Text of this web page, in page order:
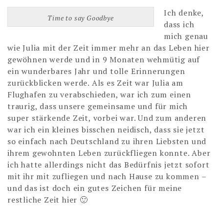
Time to say Goodbye
Ich denke,
dass ich
mich genau
wie Julia mit der Zeit immer mehr an das Leben hier
gewöhnen werde und in 9 Monaten wehmütig auf
ein wunderbares Jahr und tolle Erinnerungen
zurückblicken werde. Als es Zeit war Julia am
Flughafen zu verabschieden, war ich zum einen
traurig, dass unsere gemeinsame und für mich
super stärkende Zeit, vorbei war. Und zum anderen
war ich ein kleines bisschen neidisch, dass sie jetzt
so einfach nach Deutschland zu ihren Liebsten und
ihrem gewohnten Leben zurückfliegen konnte. Aber
ich hatte allerdings nicht das Bedürfnis jetzt sofort
mit ihr mit zufliegen und nach Hause zu kommen –
und das ist doch ein gutes Zeichen für meine
restliche Zeit hier 🙂